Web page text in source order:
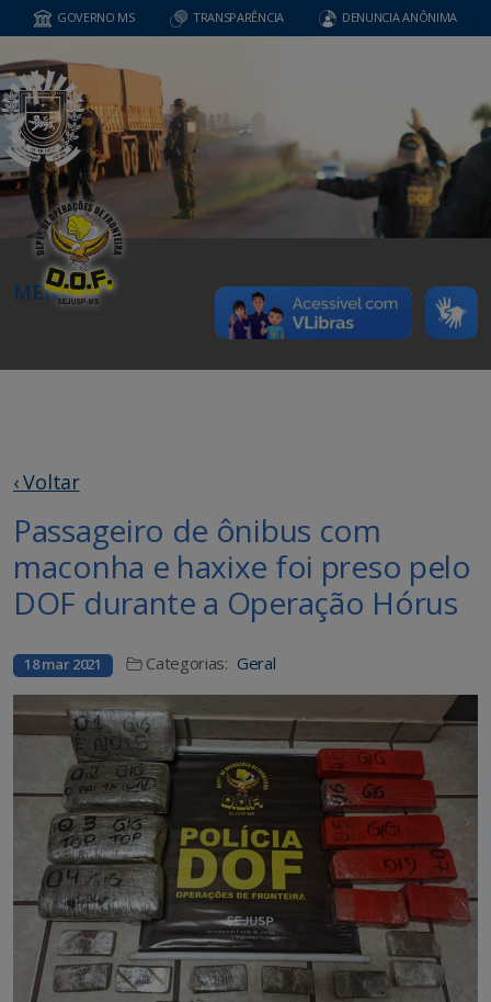
GOVERNO MS TRANSPARÊNCIA DENUNCIA ANÔNIMA
MENU
‹ Voltar
Passageiro de ônibus com
maconha e haxixe foi preso pelo
DOF durante a Operação Hórus
18 mar 2021 Categorias: Geral